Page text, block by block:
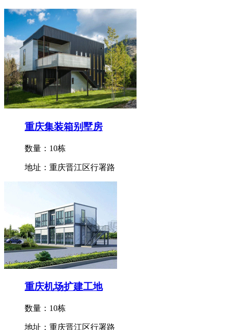
重庆集装箱别墅房
数量：10栋
地址：重庆晋江区行署路
重庆机场扩建工地
数量：10栋
地址：重庆晋江区行署路